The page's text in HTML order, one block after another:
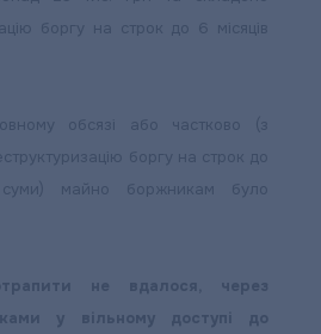
боргу на строк до 6 місяців
обсязі або частково (з
боргу на строк до
майно боржникам було
не вдалося, через
у вільному доступі до